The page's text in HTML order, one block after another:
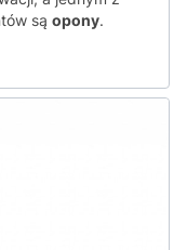
są opony.